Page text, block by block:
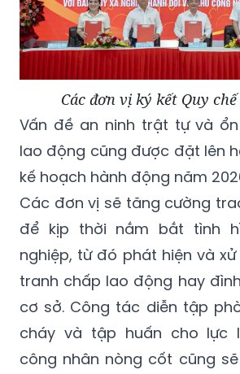
Các đơn vị ký kết Quy
Vấn đề an ninh trật tự và
lao động cũng được đặt lên
kế hoạch hành động năm
Các đơn vị sẽ tăng cường
để kịp thời nắm bắt tình
nghiệp, từ đó phát hiện và
tranh chấp lao động hay
cơ sở. Công tác diễn tập
cháy và tập huấn cho lực
công nhân nòng cốt cũng